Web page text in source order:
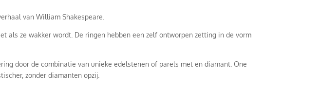
van William Shakespeare.
als ze wakker wordt. De ringen hebben een zelf ontworpen zetting in de vorm
door de combinatie van unieke edelstenen of parels met en diamant. One
zonder diamanten opzij.